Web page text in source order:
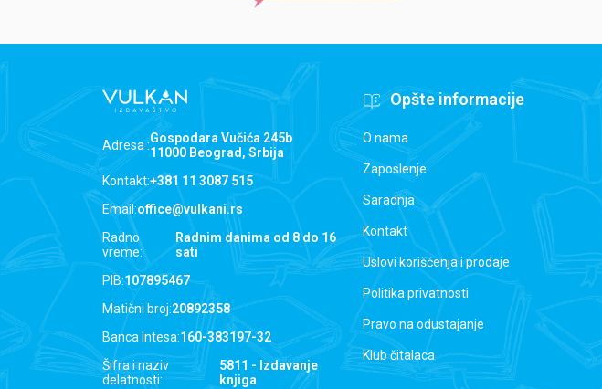
Adresa :Gospodara Vučića 245b
11000 Beograd, Srbija
Kontakt:+381 11 3087 515
Email:office@vulkani.rs
Radno
vreme:
Radnim danima od 8 do 16
sati
PIB:107895467
Matični broj:20892358
Banca Intesa:160-383197-32
Šifra i naziv
delatnosti:
5811 - Izdavanje
knjiga
Opšte informacije
O nama
Zaposlenje
Saradnja
Kontakt
Uslovi korišćenja i prodaje
Politika privatnosti
Pravo na odustajanje
Klub čitalaca